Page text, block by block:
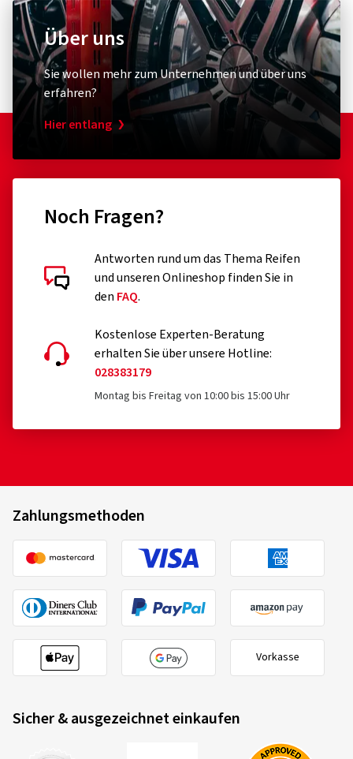
Über uns
Sie wollen mehr zum Unternehmen und über uns
erfahren?
Hier entlang
Noch Fragen?
Antworten rund um das Thema Reifen
und unseren Onlineshop finden Sie in
den FAQ.
Kostenlose Experten-Beratung
erhalten Sie über unsere Hotline:
028383179
Montag bis Freitag von 10:00 bis 15:00 Uhr
Zahlungsmethoden
Vorkasse
Sicher & ausgezeichnet einkaufen